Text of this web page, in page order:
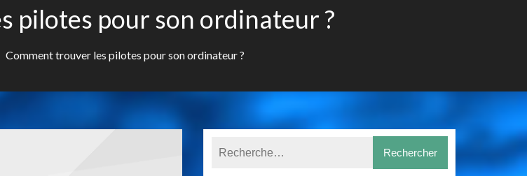
pilotes pour son ordinateur ?
Comment trouver les pilotes pour son ordinateur ?